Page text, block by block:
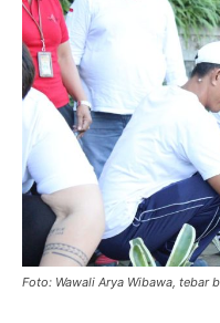
Foto: Wawali Arya Wibawa, tebar